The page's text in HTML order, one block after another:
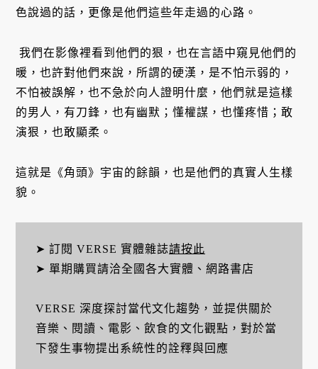
色說過的話，更像是他們這些年走過的心路。
我們在影像裡看到他們的狠，也在言語中窺見他們的
暖，也許對他們來說，所謂的硬漢，是不怕示弱的，
不怕被誤解，也不急於向人證明什麼，他們就是這樣
的男人，有刀鋒，也有幽默；懂權謀，也懂疼惜；敢
演狠，也敢顯柔。
這就是《角頭》宇宙的餘韻，也是他們的真實人生樣
貌。
➤ 訂閱 VERSE 實體雜誌請按此
➤ 單期購買請洽全國各大實體、網路書店
VERSE 深度探討當代文化趨勢，並提供關於
音樂、閱讀、電影、飲食的文化觀點，對於當
下發生事物提出系統性的詮釋與回應